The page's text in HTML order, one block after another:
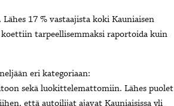
17 % vastaajista koki Kauniaisen
tarpeellisemmaksi raportoida kuin
eri kategoriaan:
sekä luokittelemattomiin. Lähes puolet